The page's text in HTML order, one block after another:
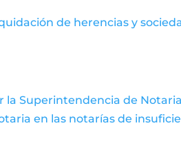
de herencias y
la Superintendencia de
en las notarías de